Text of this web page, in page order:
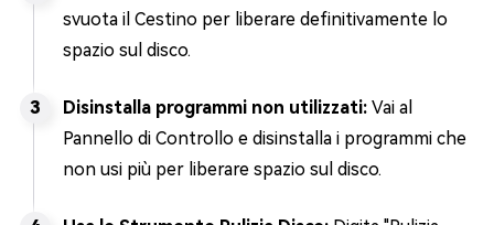
svuota il Cestino per liberare definitivamente lo
spazio sul disco.
Disinstalla programmi non utilizzati: Vai al
Pannello di Controllo e disinstalla i programmi che
non usi più per liberare spazio sul disco.